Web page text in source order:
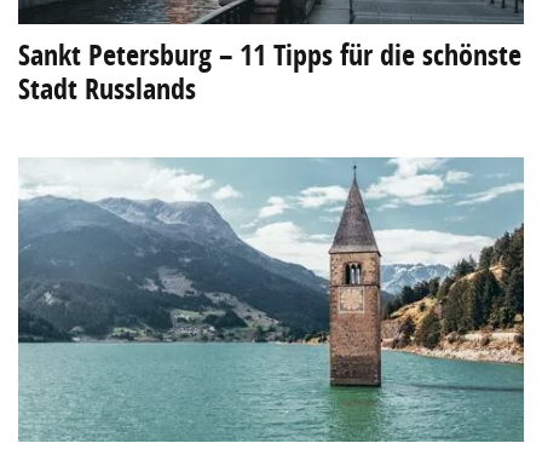
Sankt Petersburg – 11 Tipps für die schönste
Stadt Russlands